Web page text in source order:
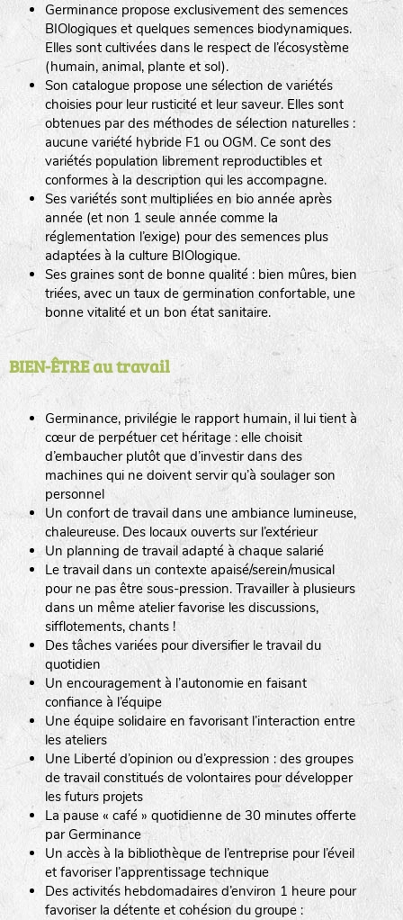
Germinance propose exclusivement des semences
BIOlogiques et quelques semences biodynamiques.
Elles sont cultivées dans le respect de l’écosystème
(humain, animal, plante et sol).
Son catalogue propose une sélection de variétés
choisies pour leur rusticité et leur saveur. Elles sont
obtenues par des méthodes de sélection naturelles :
aucune variété hybride F1 ou OGM. Ce sont des
variétés population librement reproductibles et
conformes à la description qui les accompagne.
Ses variétés sont multipliées en bio année après
année (et non 1 seule année comme la
réglementation l’exige) pour des semences plus
adaptées à la culture BIOlogique.
Ses graines sont de bonne qualité : bien mûres, bien
triées, avec un taux de germination confortable, une
bonne vitalité et un bon état sanitaire.
BIEN-ÊTRE au travail
Germinance, privilégie le rapport humain, il lui tient à
cœur de perpétuer cet héritage : elle choisit
d’embaucher plutôt que d’investir dans des
machines qui ne doivent servir qu’à soulager son
personnel
Un confort de travail dans une ambiance lumineuse,
chaleureuse. Des locaux ouverts sur l’extérieur
Un planning de travail adapté à chaque salarié
Le travail dans un contexte apaisé/serein/musical
pour ne pas être sous-pression. Travailler à plusieurs
dans un même atelier favorise les discussions,
sifflotements, chants !
Des tâches variées pour diversifier le travail du
quotidien
Un encouragement à l’autonomie en faisant
confiance à l’équipe
Une équipe solidaire en favorisant l’interaction entre
les ateliers
Une Liberté d’opinion ou d’expression : des groupes
de travail constitués de volontaires pour développer
les futurs projets
La pause « café » quotidienne de 30 minutes offerte
par Germinance
Un accès à la bibliothèque de l’entreprise pour l’éveil
et favoriser l’apprentissage technique
Des activités hebdomadaires d’environ 1 heure pour
favoriser la détente et cohésion du groupe :